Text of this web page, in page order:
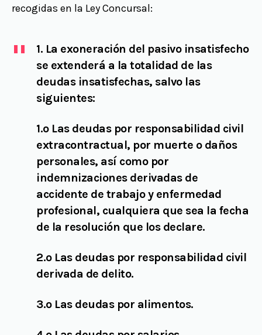
recogidas en la Ley Concursal:
1. La exoneración del pasivo insatisfecho
se extenderá a la totalidad de las
deudas insatisfechas, salvo las
siguientes:
1.º Las deudas por responsabilidad civil
extracontractual, por muerte o daños
personales, así como por
indemnizaciones derivadas de
accidente de trabajo y enfermedad
profesional, cualquiera que sea la fecha
de la resolución que los declare.
2.º Las deudas por responsabilidad civil
derivada de delito.
3.º Las deudas por alimentos.